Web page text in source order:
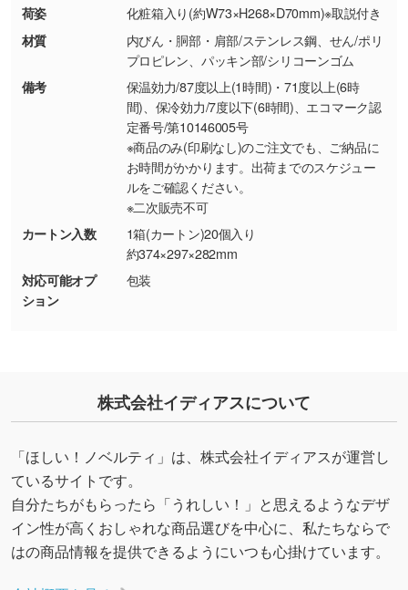
シンプルな背景のデータや、使いたいキャラク
ター部分の輪郭がはっきりしているデータは切
り抜き処理が可能です。→詳しく見る
・持っているデータの背景が足りない／塗り足
しの作り方が分からない
印刷したいデータが印刷範囲よりも小さい場
合、シンプルな色・柄の背景であれば拡張が可
詳しく見る
・デザインにQRコードを入れたい／QRコード
を生成してほしい
URLをご指定いただければ、QRコードを生成
いたします。配置のご相談にも応じています。
荷姿
化粧箱入り(約W73×H268×D70mm)※取説付き
材質
内びん・胴部・肩部/ステンレス鋼、せん/ポリ
プロピレン、パッキン部/シリコーンゴム
備考
保温効力/87度以上(1時間)・71度以上(6時
間)、保冷効力/7度以下(6時間)、エコマーク認
定番号/第10146005号
※商品のみ(印刷なし)のご注文でも、ご納品に
お時間がかかります。出荷までのスケジュー
ルをご確認ください。
※二次販売不可
カートン入数
1箱(カートン)20個入り
約374×297×282mm
対応可能オプ
ション
包装
株式会社イディアスについて
「ほしい！ノベルティ」は、株式会社イディアスが運営し
ているサイトです。
自分たちがもらったら「うれしい！」と思えるようなデザ
イン性が高くおしゃれな商品選びを中心に、私たちならで
はの商品情報を提供できるようにいつも心掛けています。